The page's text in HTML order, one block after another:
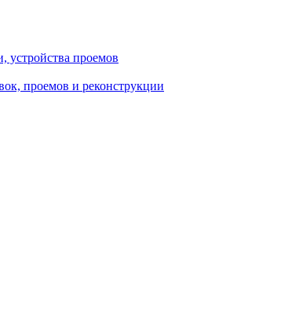
устройства проемов
проемов и реконструкции